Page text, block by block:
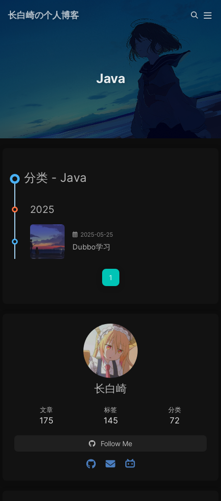
长白崎の个人博客
Java
分类 - Java
2025
2025-05-25
Dubbo学习
1
长白崎
文章
175
标签
145
分类
72
Follow Me